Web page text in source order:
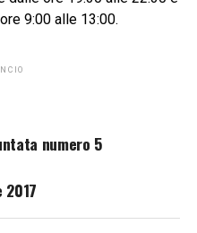
9:00 alle 13:00.
numero 5